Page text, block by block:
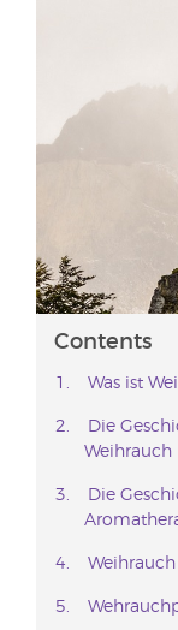
Contents
Was ist
Die
Weihrauch
Die